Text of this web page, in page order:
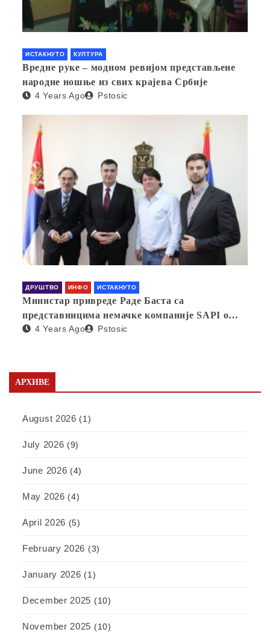
ИСТАКНУТО КУЛТУРА
Вредне руке – модном ревијом представљене
народне ношње из свих крајева Србије
4 Years Ago Pstosic
ДРУШТВО ИНФО ИСТАКНУТО
Министар привреде Раде Баста са
представницима немачке компаније SAPI о
отварању фабрике у Србији
4 Years Ago Pstosic
АРХИВЕ
August 2026 (1)
July 2026 (9)
June 2026 (4)
May 2026 (4)
April 2026 (5)
February 2026 (3)
January 2026 (1)
December 2025 (10)
November 2025 (10)